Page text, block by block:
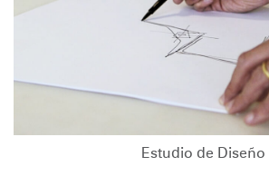
Estudio de Diseño